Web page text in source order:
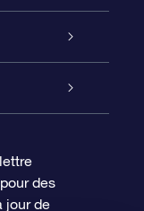
des
jour de